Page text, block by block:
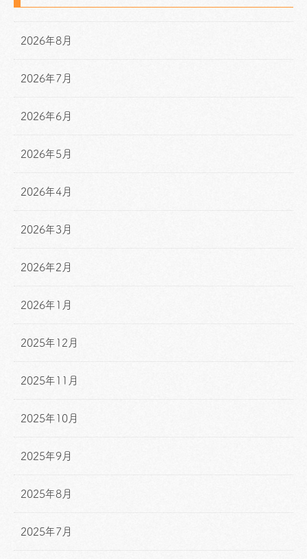
2026年8月
2026年7月
2026年6月
2026年5月
2026年4月
2026年3月
2026年2月
2026年1月
2025年12月
2025年11月
2025年10月
2025年9月
2025年8月
2025年7月